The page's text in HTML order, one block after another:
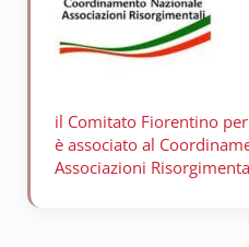
il Comitato Fiorentino
è associato al
Associazioni